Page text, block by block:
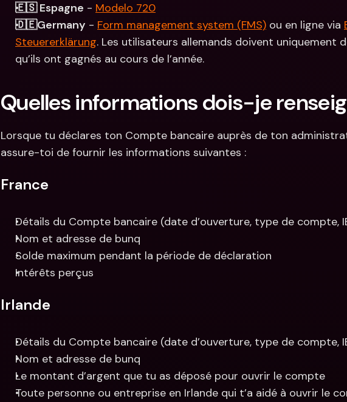
🇪🇸 Espagne - Modelo 720
🇩🇪Germany - Form management system (FMS) ou en ligne via
Steuererklärung. Les utilisateurs allemands doivent uniquement
qu’ils ont gagnés au cours de l’année.
Quelles informations dois-je
Lorsque tu déclares ton Compte bancaire auprès de ton
assure-toi de fournir les informations suivantes :
France
Détails du Compte bancaire (date d’ouverture, type de compte,
Nom et adresse de bunq
Solde maximum pendant la période de déclaration
Intérêts perçus
Irlande
Détails du Compte bancaire (date d’ouverture, type de compte,
Nom et adresse de bunq
Le montant d’argent que tu as déposé pour ouvrir le compte
Toute personne ou entreprise en Irlande qui t’a aidé à ouvrir le